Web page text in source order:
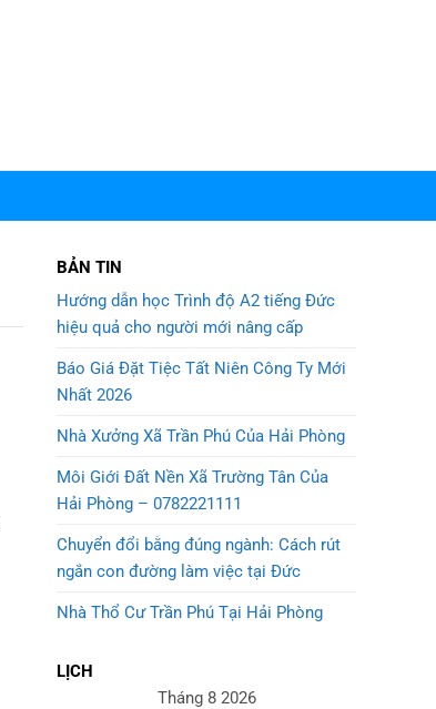
BẢN TIN
Hướng dẫn học Trình độ A2 tiếng Đức
hiệu quả cho người mới nâng cấp
Báo Giá Đặt Tiệc Tất Niên Công Ty Mới
Nhất 2026
Nhà Xưởng Xã Trần Phú Của Hải Phòng
Môi Giới Đất Nền Xã Trường Tân Của
Hải Phòng – 0782221111
Chuyển đổi bằng đúng ngành: Cách rút
ngắn con đường làm việc tại Đức
Nhà Thổ Cư Trần Phú Tại Hải Phòng
LỊCH
Tháng 8 2026